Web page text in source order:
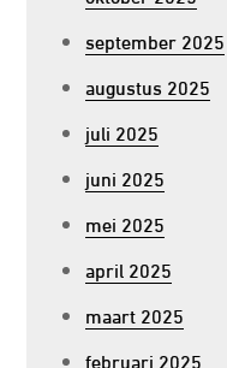
september 2025
augustus 2025
juli 2025
juni 2025
mei 2025
april 2025
maart 2025
februari 2025